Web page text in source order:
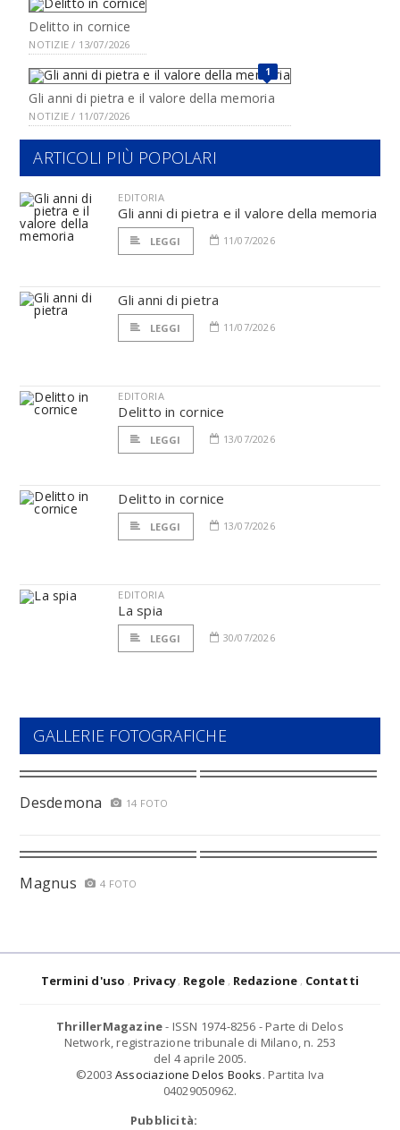
Delitto in cornice
NOTIZIE / 13/07/2026
1
Gli anni di pietra e il valore della memoria
NOTIZIE / 11/07/2026
ARTICOLI PIÙ POPOLARI
EDITORIA
Gli anni di pietra e il valore della memoria
LEGGI 11/07/2026
Gli anni di pietra
LEGGI 11/07/2026
EDITORIA
Delitto in cornice
LEGGI 13/07/2026
Delitto in cornice
LEGGI 13/07/2026
EDITORIA
La spia
LEGGI 30/07/2026
GALLERIE FOTOGRAFICHE
Desdemona 14 FOTO
Magnus 4 FOTO
Termini d'uso Privacy Regole Redazione Contatti
ThrillerMagazine- ISSN 1974-8256 - Parte di Delos
Network, registrazione tribunale di Milano, n. 253
del 4 aprile 2005.
©2003 Associazione Delos Books. Partita Iva
04029050962.
Pubblicità: